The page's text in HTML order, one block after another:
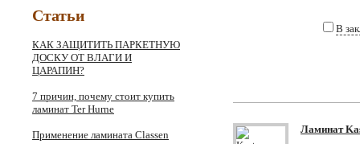
Статьи
КАК ЗАЩИТИТЬ ПАРКЕТНУЮ
ДОСКУ ОТ ВЛАГИ И
ЦАРАПИН?
7 причин, почему стоит купить
ламинат Ter Hurne
Применение ламината Classen
В
Ламинат